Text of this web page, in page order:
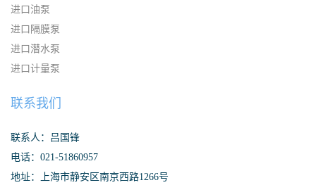
进口油泵
进口隔膜泵
进口潜水泵
进口计量泵
联系我们
联系人：吕国锋
电话：021-51860957
地址：上海市静安区南京西路1266号